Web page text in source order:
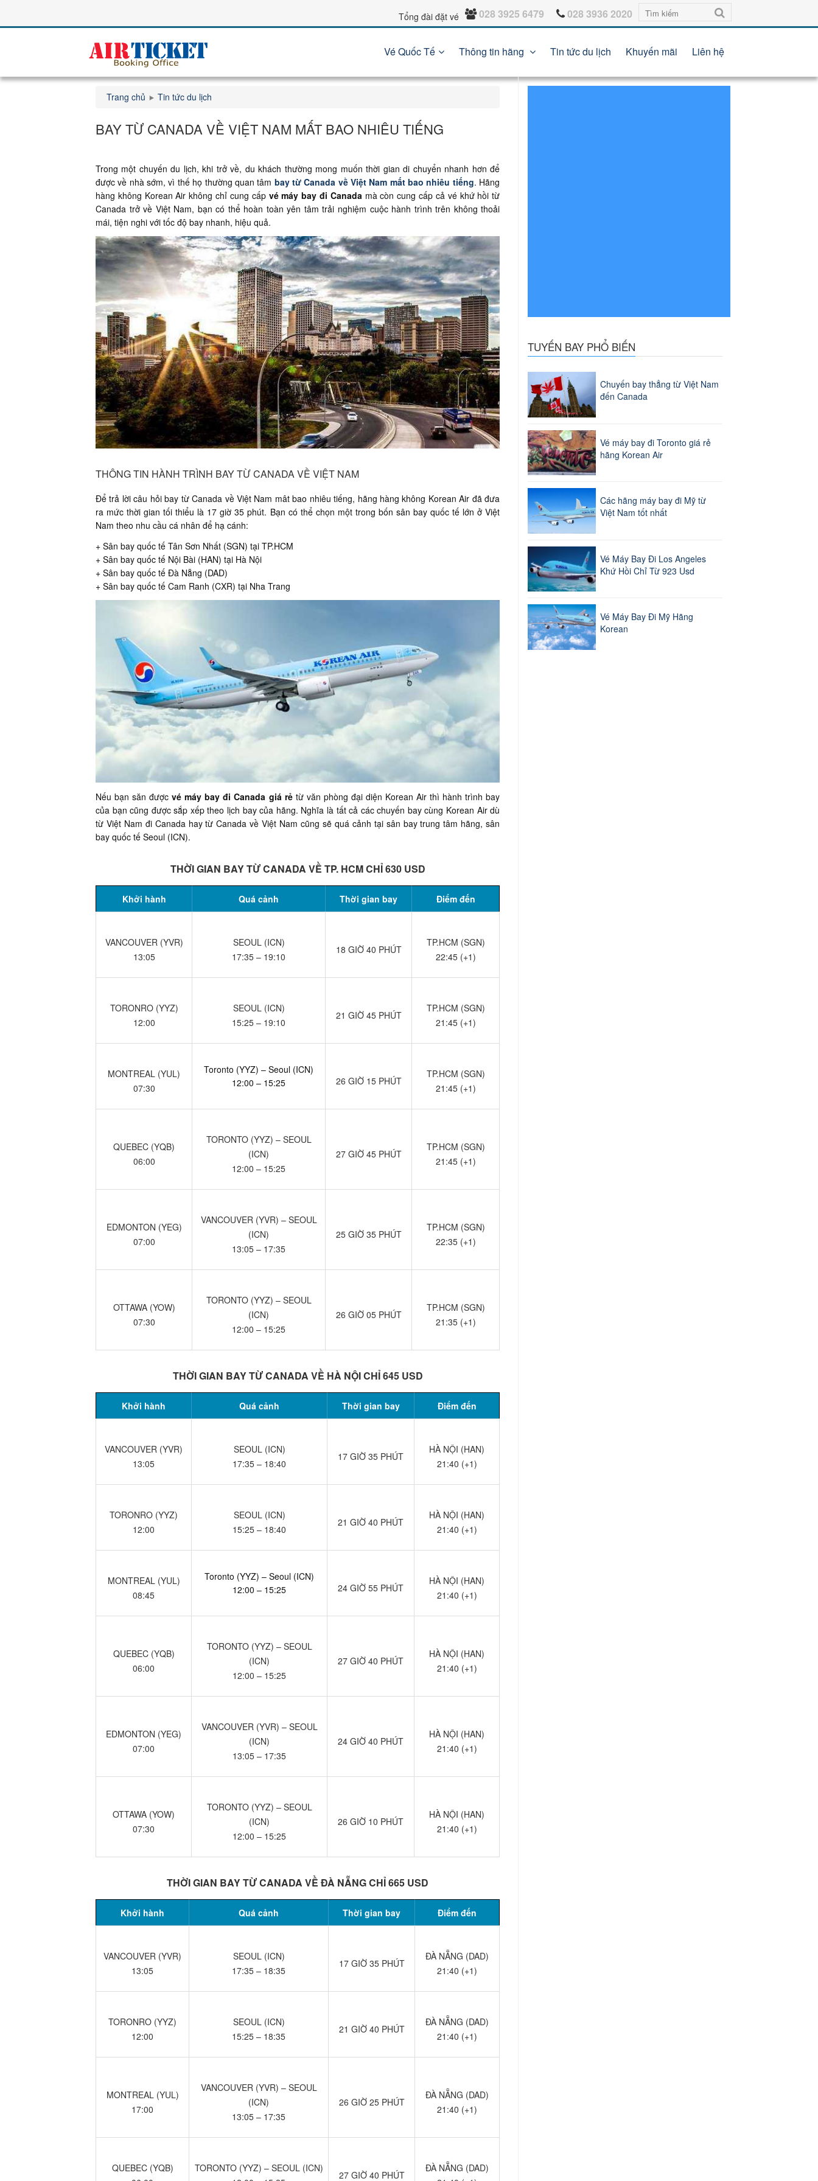
Tổng đài đặt vé 028 3925 6479 028 3936 2020
Vé Quốc Tế Thông tin hãng Tin tức du lịch Khuyến mãi Liên hệ
Trang chủ Tin tức du lịch
BAY TỪ CANADA VỀ VIỆT NAM MẤT BAO NHIÊU TIẾNG
Trong một chuyến du lịch, khi trở về, du khách thường mong muốn thời gian di chuyển nhanh hơn để
được về nhà sớm, vì thế họ thường quan tâm bay từ Canada về Việt Nam mất bao nhiêu tiếng. Hãng
hàng không Korean Air không chỉ cung cấp vé máy bay đi Canadamà còn cung cấp cả vé khứ hồi từ
Canada trở về Việt Nam, bạn có thể hoàn toàn yên tâm trải nghiệm cuộc hành trình trên không thoải
mái, tiện nghi với tốc độ bay nhanh, hiệu quả.
THÔNG TIN HÀNH TRÌNH BAY TỪ CANADA VỀ VIỆT NAM
Để trả lời câu hỏi bay từ Canada về Việt Nam mât bao nhiêu tiếng, hãng hàng không Korean Air đã đưa
ra mức thời gian tối thiểu là 17 giờ 35 phút. Bạn có thể chọn một trong bốn sân bay quốc tế lớn ở Việt
Nam theo nhu cầu cá nhân để hạ cánh:
+ Sân bay quốc tế Tân Sơn Nhất (SGN) tại TP.HCM
+ Sân bay quốc tế Nội Bài (HAN) tại Hà Nội
+ Sân bay quốc tế Đà Nẵng (DAD)
+ Sân bay quốc tế Cam Ranh (CXR) tại Nha Trang
Nếu bạn săn đượcvé máy bay đi Canada giá rẻtừ văn phòng đại diện Korean Air thì hành trình bay
của bạn cũng được sắp xếp theo lịch bay của hãng. Nghĩa là tất cả các chuyến bay cùng Korean Air dù
từ Việt Nam đi Canada hay từ Canada về Việt Nam cũng sẽ quá cảnh tại sân bay trung tâm hãng, sân
bay quốc tế Seoul (ICN).
THỜI GIAN BAY TỪ CANADA VỀ TP. HCM CHỈ 630 USD
Khởi hành Quá cảnh Thời gian bay Điểm đến
VANCOUVER (YVR)
13:05
SEOUL (ICN)
17:35 – 19:10
18 GIỜ 40 PHÚT
TP.HCM (SGN)
22:45 (+1)
TORONRO (YYZ)
12:00
SEOUL (ICN)
15:25 – 19:10
21 GIỜ 45 PHÚT
TP.HCM (SGN)
21:45 (+1)
MONTREAL (YUL)
07:30
Toronto (YYZ) – Seoul (ICN)
12:00 – 15:25
26 GIỜ 15 PHÚT
TP.HCM (SGN)
21:45 (+1)
QUEBEC (YQB)
06:00
TORONTO (YYZ) – SEOUL
(ICN)
12:00 – 15:25
27 GIỜ 45 PHÚT
TP.HCM (SGN)
21:45 (+1)
EDMONTON (YEG)
07:00
VANCOUVER (YVR) – SEOUL
(ICN)
13:05 – 17:35
25 GIỜ 35 PHÚT
TP.HCM (SGN)
22:35 (+1)
OTTAWA (YOW)
07:30
TORONTO (YYZ) – SEOUL
(ICN)
12:00 – 15:25
26 GIỜ 05 PHÚT
TP.HCM (SGN)
21:35 (+1)
THỜI GIAN BAY TỪ CANADA VỀ HÀ NỘI CHỈ 645 USD
Khởi hành Quá cảnh Thời gian bay Điểm đến
VANCOUVER (YVR)
13:05
SEOUL (ICN)
17:35 – 18:40
17 GIỜ 35 PHÚT
HÀ NỘI (HAN)
21:40 (+1)
TORONRO (YYZ)
12:00
SEOUL (ICN)
15:25 – 18:40
21 GIỜ 40 PHÚT
HÀ NỘI (HAN)
21:40 (+1)
MONTREAL (YUL)
08:45
Toronto (YYZ) – Seoul (ICN)
12:00 – 15:25
24 GIỜ 55 PHÚT
HÀ NỘI (HAN)
21:40 (+1)
QUEBEC (YQB)
06:00
TORONTO (YYZ) – SEOUL
(ICN)
12:00 – 15:25
27 GIỜ 40 PHÚT
HÀ NỘI (HAN)
21:40 (+1)
EDMONTON (YEG)
07:00
VANCOUVER (YVR) – SEOUL
(ICN)
13:05 – 17:35
24 GIỜ 40 PHÚT
HÀ NỘI (HAN)
21:40 (+1)
OTTAWA (YOW)
07:30
TORONTO (YYZ) – SEOUL
(ICN)
12:00 – 15:25
26 GIỜ 10 PHÚT
HÀ NỘI (HAN)
21:40 (+1)
THỜI GIAN BAY TỪ CANADA VỀ ĐÀ NẴNG CHỈ 665 USD
Khởi hành Quá cảnh Thời gian bay Điểm đến
VANCOUVER (YVR)
13:05
SEOUL (ICN)
17:35 – 18:35
17 GIỜ 35 PHÚT
ĐÀ NẴNG (DAD)
21:40 (+1)
TORONRO (YYZ)
12:00
SEOUL (ICN)
15:25 – 18:35
21 GIỜ 40 PHÚT
ĐÀ NẴNG (DAD)
21:40 (+1)
MONTREAL (YUL)
17:00
VANCOUVER (YVR) – SEOUL
(ICN)
13:05 – 17:35
26 GIỜ 25 PHÚT
ĐÀ NẴNG (DAD)
21:40 (+1)
QUEBEC (YQB)
TORONTO (YYZ) – SEOUL (ICN)
27 GIỜ 40 PHÚT
ĐÀ NẴNG (DAD)
TUYẾN BAY PHỔ BIẾN
Chuyến bay thẳng từ Việt Nam
đến Canada
Vé máy bay đi Toronto giá rẻ
hãng Korean Air
Các hãng máy bay đi Mỹ từ
Việt Nam tốt nhất
Vé Máy Bay Đi Los Angeles
Khứ Hồi Chỉ Từ 923 Usd
Vé Máy Bay Đi Mỹ Hãng
Korean